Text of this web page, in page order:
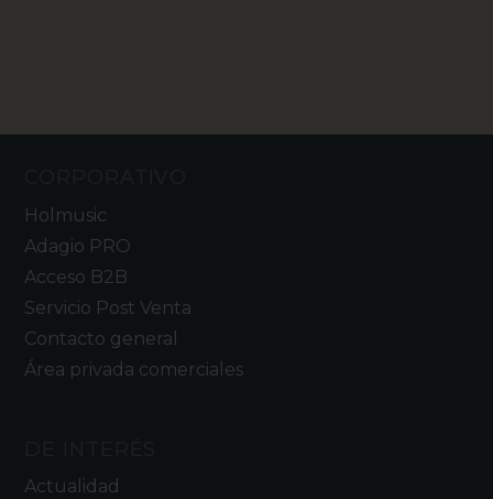
Holmusic
Adagio PRO
Acceso B2B
Servicio Post Venta
Contacto general
Área privada comerciales
Actualidad